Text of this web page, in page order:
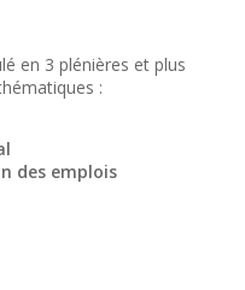
en 3 plénières et plus
:
des emplois